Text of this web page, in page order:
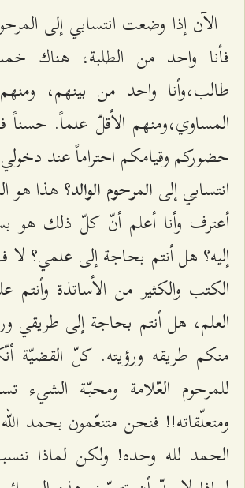
الآن إذا وضعت انتسابي إلى
فأنا واحد من الطلبة، هناك
طالب،وأنا واحد من بينهم،
المساوي،ومنهم الأقلّ علماً. حسناً
حضوركم وقيامكم احتراماً عند
انتسابي إلى المرحوم الوالد؟ هذا هو
أعترف وأنا أعلم أنّ كلّ ذلك هو
إليه؟ هل أنتم بحاجة إلى علمي؟ لا
الكتب والكثير من الأساتذة
العلم، هل أنتم بحاجة إلى طريقي
منكم طريقه ورؤيته. كلّ القضيّة
للمرحوم العّلامة ومحبّة الشيء
ومتعلّقاته!! فنحن متنعّمون بحمد
الحمد لله وحده! ولكن لماذا